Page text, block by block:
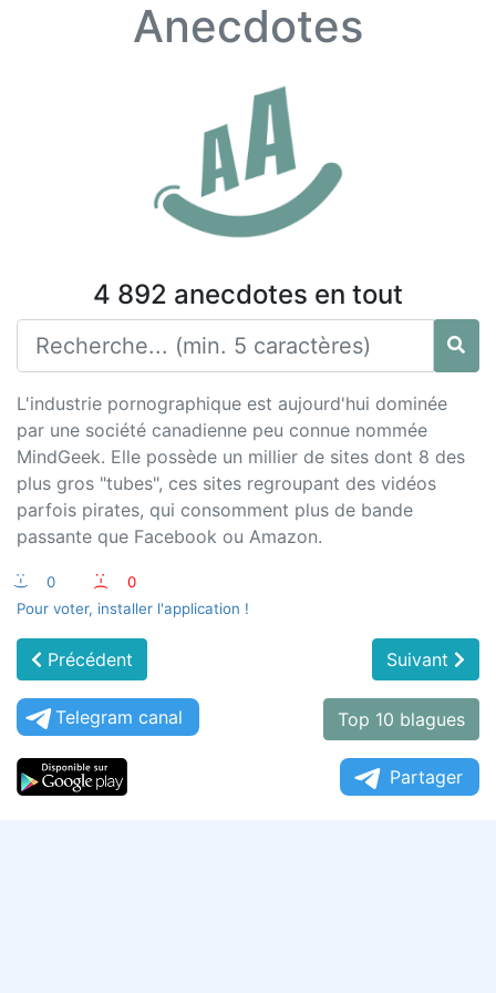
Anecdotes
4 892 anecdotes en tout
L'industrie pornographique est aujourd'hui dominée
par une société canadienne peu connue nommée
MindGeek. Elle possède un millier de sites dont 8 des
plus gros "tubes", ces sites regroupant des vidéos
parfois pirates, qui consomment plus de bande
passante que Facebook ou Amazon.
:-) 0 :-(
0
Pour voter, installer l'application !
Précédent Suivant
Telegram canal Top 10 blagues
Partager